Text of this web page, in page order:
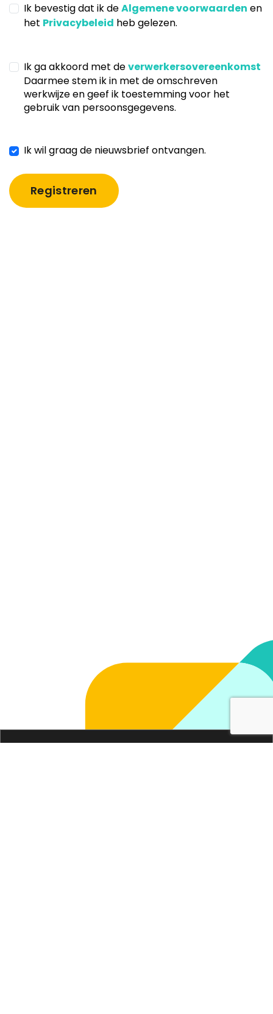
Ik bevestig dat ik deAlgemene voorwaarden en
het Privacybeleid heb gelezen.
Ik ga akkoord met deverwerkersovereenkomst
Daarmee stem ik in met de omschreven
werkwijze en geef ik toestemming voor het
gebruik van persoonsgegevens.
Ik wil graag de nieuwsbrief ontvangen.
Registreren